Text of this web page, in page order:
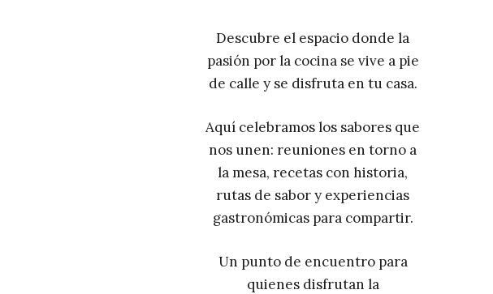
Descubre el espacio donde la
pasión por la cocina se vive a pie
de calle y se disfruta en tu casa.
Aquí celebramos los sabores que
nos unen: reuniones en torno a
la mesa, recetas con historia,
rutas de sabor y experiencias
gastronómicas para compartir.
Un punto de encuentro para
quienes disfrutan la